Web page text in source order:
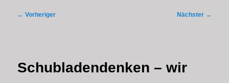
Beitragsnavigation
← Vorheriger Nächster →
Schubladendenken – wir